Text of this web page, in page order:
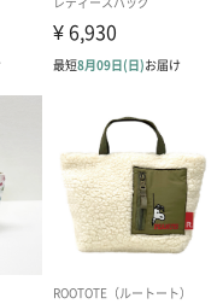
ーティング）
シーンのメッセージカ